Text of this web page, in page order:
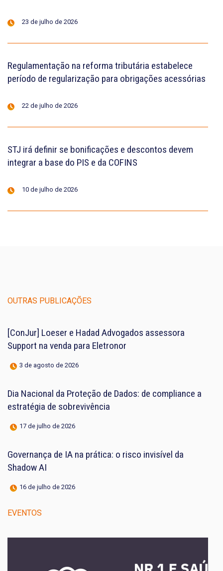
23 de julho de 2026
Regulamentação na reforma tributária estabelece
período de regularização para obrigações acessórias
22 de julho de 2026
STJ irá definir se bonificações e descontos devem
integrar a base do PIS e da COFINS
10 de julho de 2026
OUTRAS PUBLICAÇÕES
[ConJur] Loeser e Hadad Advogados assessora
Support na venda para Eletronor
3 de agosto de 2026
Dia Nacional da Proteção de Dados: de compliance a
estratégia de sobrevivência
17 de julho de 2026
Governança de IA na prática: o risco invisível da
Shadow AI
16 de julho de 2026
EVENTOS